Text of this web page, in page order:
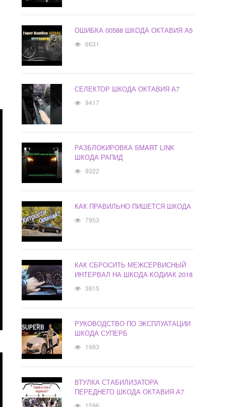
ОШИБКА 00588 ШКОДА ОКТАВИЯ А5
6631
СЕЛЕКТОР ШКОДА ОКТАВИЯ А7
9417
РАЗБЛОКИРОВКА SMART LINK
ШКОДА РАПИД
9322
КАК ПРАВИЛЬНО ПИШЕТСЯ ШКОДА
7953
КАК СБРОСИТЬ МЕЖСЕРВИСНЫЙ
ИНТЕРВАЛ НА ШКОДА КОДИАК 2018
3815
РУКОВОДСТВО ПО ЭКСПЛУАТАЦИИ
ШКОДА СУПЕРБ
1993
ВТУЛКА СТАБИЛИЗАТОРА
ПЕРЕДНЕГО ШКОДА ОКТАВИЯ А7